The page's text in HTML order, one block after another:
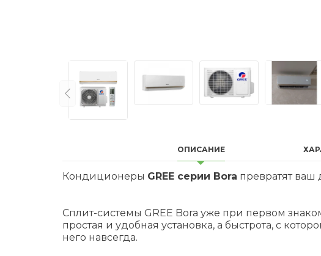
ОПИСАНИЕ
Кондиционеры GREE серии Bora превратят ваш
Сплит-системы GREE Bora уже при первом
простая и удобная установка, а быстрота, с
него навсегда.